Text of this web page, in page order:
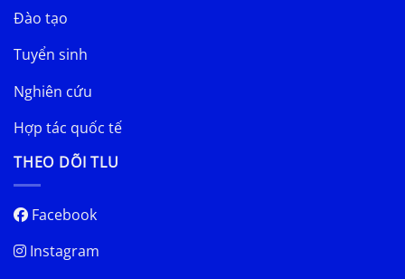
Đào tạo
Tuyển sinh
Nghiên cứu
Hợp tác quốc tế
THEO DÕI TLU
Facebook
Instagram